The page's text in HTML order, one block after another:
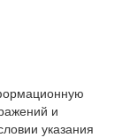
и
указания